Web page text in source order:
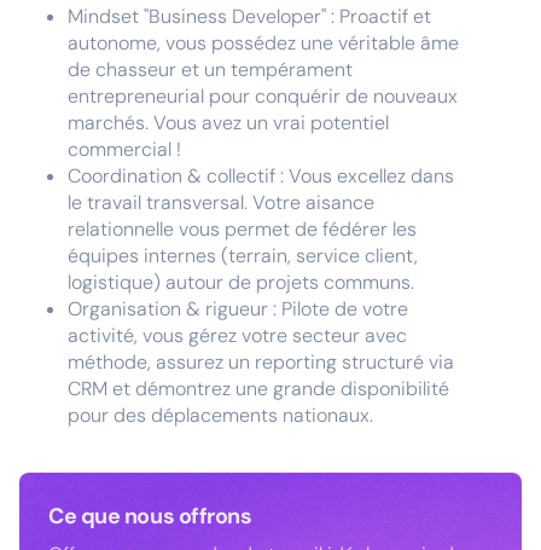
Mindset "Business Developer" : Proactif et
autonome, vous possédez une véritable âme
de chasseur et un tempérament
entrepreneurial pour conquérir de nouveaux
marchés. Vous avez un vrai potentiel
commercial !
Coordination & collectif : Vous excellez dans
le travail transversal. Votre aisance
relationnelle vous permet de fédérer les
équipes internes (terrain, service client,
logistique) autour de projets communs.
Organisation & rigueur : Pilote de votre
activité, vous gérez votre secteur avec
méthode, assurez un reporting structuré via
CRM et démontrez une grande disponibilité
pour des déplacements nationaux.
Ce que nous offrons